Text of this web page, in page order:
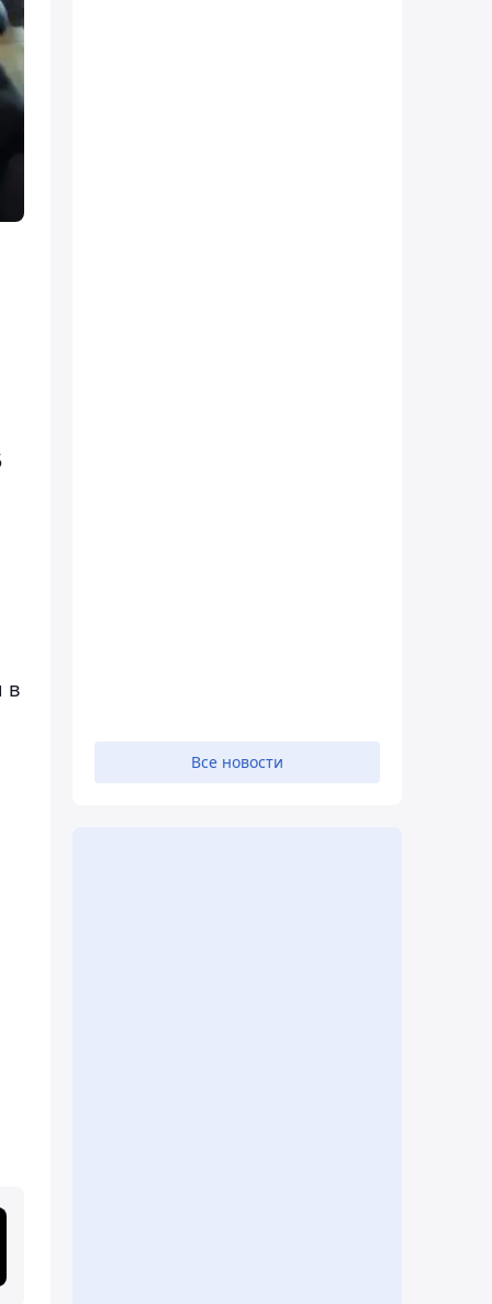
в
Все новости